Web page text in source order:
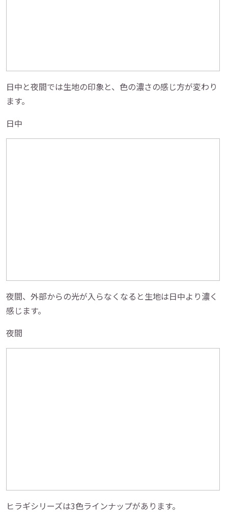
日中と夜間では生地の印象と、色の濃さの感じ方が変わり
ます。
日中
夜間、外部からの光が入らなくなると生地は日中より濃く
感じます。
夜間
ヒラギシリーズは3色ラインナップがあります。